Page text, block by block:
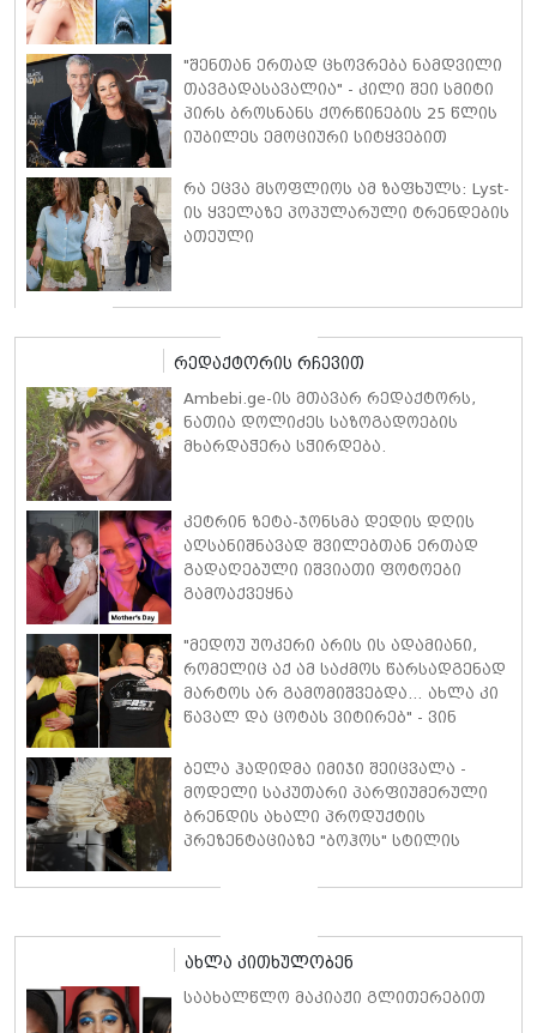
"შენთან ერთად ცხოვრება ნამდვილი
თავგადასავალია" - კილი შეი სმიტი
პირს ბროსნანს ქორწინების 25 წლის
იუბილეს ემოციური სიტყვებით
რა ეცვა მსოფლიოს ამ ზაფხულს: Lyst-
ის ყველაზე პოპულარული ტრენდების
ათეული
რედაქტორის რჩევით
Ambebi.ge-ის მთავარ რედაქტორს,
ნათია დოლიძეს საზოგადოების
მხარდაჭერა სჭირდება.
კეტრინ ზეტა-ჯონსმა დედის დღის
აღსანიშნავად შვილებთან ერთად
გადაღებული იშვიათი ფოტოები
გამოაქვეყნა
"მედოუ უოკერი არის ის ადამიანი,
რომელიც აქ ამ საძმოს წარსადგენად
მარტოს არ გამომიშვებდა… ახლა კი
წავალ და ცოტას ვიტირებ" - ვინ
პოლ უოკერის ქალიშვილს ემოციური
სიტყვებით მიმართავს
ბელა ჰადიდმა იმიჯი შეიცვალა -
მოდელი საკუთარი პარფიუმერული
ბრენდის ახალი პროდუქტის
პრეზენტაციაზე "ბოჰოს" სტილის
მინიკაბით გამოჩნდა
ახლა კითხულობენ
საახალწლო მაკიაჟი გლითერებით